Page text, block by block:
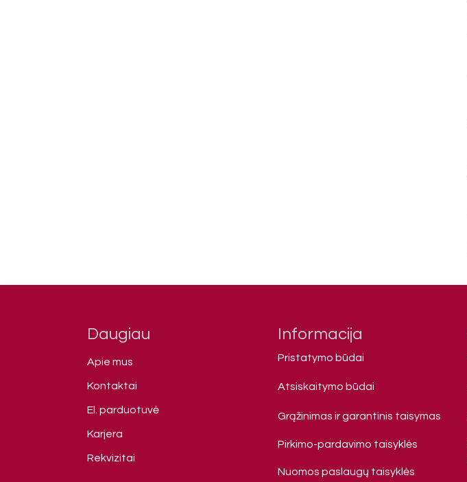
Daugiau
Apie mus
Kontaktai
El. parduotuvė
Karjera
Rekvizitai
Informacija
Pristatymo būdai
Atsiskaitymo būdai
Grąžinimas ir garantinis taisymas
Pirkimo-pardavimo taisyklės
Nuomos paslaugų taisyklės